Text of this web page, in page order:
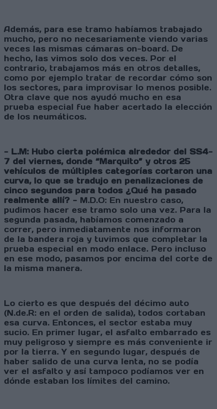
Además, para ese tramo habíamos trabajado
mucho, pero no necesariamente viendo varias
veces las mismas cámaras on-board. De
hecho, las vimos solo dos veces. Por el
contrario, trabajamos más en otros detalles,
como por ejemplo tratar de recordar cómo son
los sectores, para improvisar lo menos posible.
Otra clave que nos ayudó mucho en esa
prueba especial fue haber acertado la elección
de los neumáticos.
- L.M: Hubo cierta polémica alrededor del SS4-
7 del viernes, donde “Marquito” y otros 25
vehículos de múltiples categorías cortaron una
curva, lo que se tradujo en penalizaciones de
cinco segundos para todos ¿Qué ha pasado
realmente allí? - M.D.O: En nuestro caso,
pudimos hacer ese tramo solo una vez. Para la
segunda pasada, habíamos comenzado a
correr, pero inmediatamente nos informaron
de la bandera roja y tuvimos que completar la
prueba especial en modo enlace. Pero incluso
en ese modo, pasamos por encima del corte de
la misma manera.
Lo cierto es que después del décimo auto
(N.de.R: en el orden de salida), todos cortaban
esa curva. Entonces, el sector estaba muy
sucio. En primer lugar, el asfalto embarrado es
muy peligroso y siempre es más conveniente ir
por la tierra. Y en segundo lugar, después de
haber salido de una curva lenta, no se podía
ver el asfalto y así tampoco podíamos ver en
dónde estaban los límites del camino.